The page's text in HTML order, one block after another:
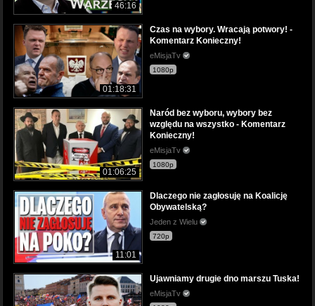
46:16
01:18:31
Czas na wybory. Wracają potwory! -
Komentarz Konieczny!
eMisjaTv
1080p
01:06:25
Naród bez wyboru, wybory bez
względu na wszystko - Komentarz
Konieczny!
eMisjaTv
1080p
11:01
Dlaczego nie zagłosuję na Koalicję
Obywatelską?
Jeden z Wielu
720p
Ujawniamy drugie dno marszu Tuska!
eMisjaTv